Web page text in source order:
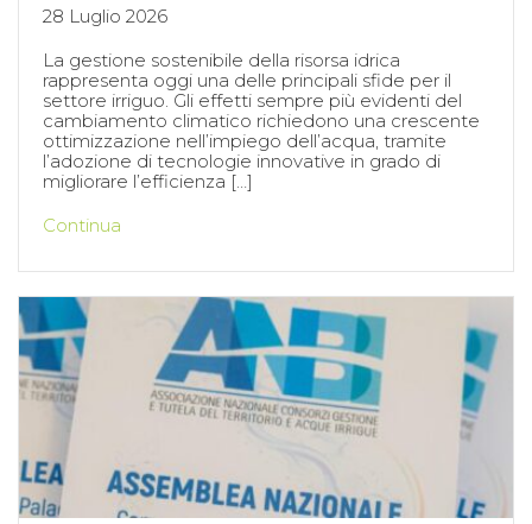
28 Luglio 2026
La gestione sostenibile della risorsa idrica
rappresenta oggi una delle principali sfide per il
settore irriguo. Gli effetti sempre più evidenti del
cambiamento climatico richiedono una crescente
ottimizzazione nell’impiego dell’acqua, tramite
l’adozione di tecnologie innovative in grado di
migliorare l’efficienza […]
Continua